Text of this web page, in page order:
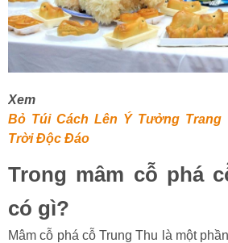
Xem
Bỏ Túi Cách Lên Ý Tưởng Trang
Trời Độc Đáo
Trong mâm cỗ phá
có gì?
Mâm cỗ phá cỗ Trung Thu là một